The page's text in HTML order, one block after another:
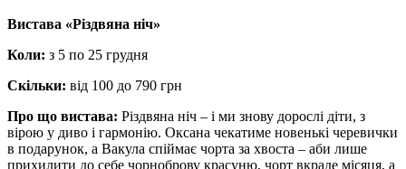
Вистава «Різдвяна ніч»
Коли: з 5 по 25 грудня
Скільки: від 100 до 790 грн
Про що вистава: Різдвяна ніч – і ми знову дорослі діти, з
вірою у диво і гармонію. Оксана чекатиме новенькі черевички
в подарунок, а Вакула спіймає чорта за хвоста – аби лише
прихилити до себе чорноброву красуню, чорт вкраде місяця, а